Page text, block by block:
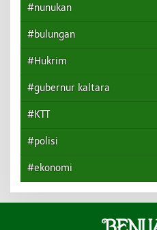
#nunukan
#bulungan
#Hukrim
#gubernur kaltara
#KTT
#polisi
#ekonomi